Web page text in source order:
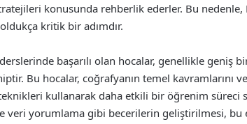
konusunda rehberlik ederler. Bu
kritik bir adımdır.
derslerinde başarılı olan hocalar, genellikle
Bu hocalar, coğrafyanın temel kavramlarını
kullanarak daha etkili bir öğrenim süreci
veri yorumlama gibi becerilerin geliştirilmesi, bu